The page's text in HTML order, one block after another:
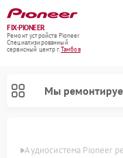
FIX-PIONEER
Ремонт устройств Pioneer
Специализированный
cервисный центр г.Тамбов
Мы
Аудиосистема Pioneer